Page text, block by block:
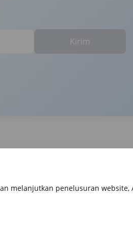
melanjutkan penelusuran website,
Kirim